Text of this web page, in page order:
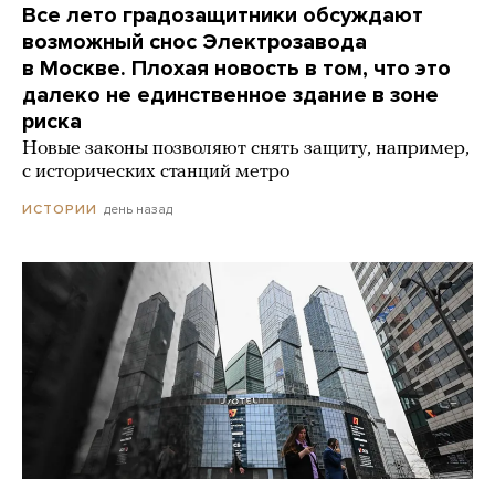
Все лето градозащитники обсуждают
возможный снос Электрозавода
в Москве. Плохая новость в том, что это
далеко не единственное здание в зоне
риска
Новые законы позволяют снять защиту, например,
с исторических станций метро
ИСТОРИИ день назад